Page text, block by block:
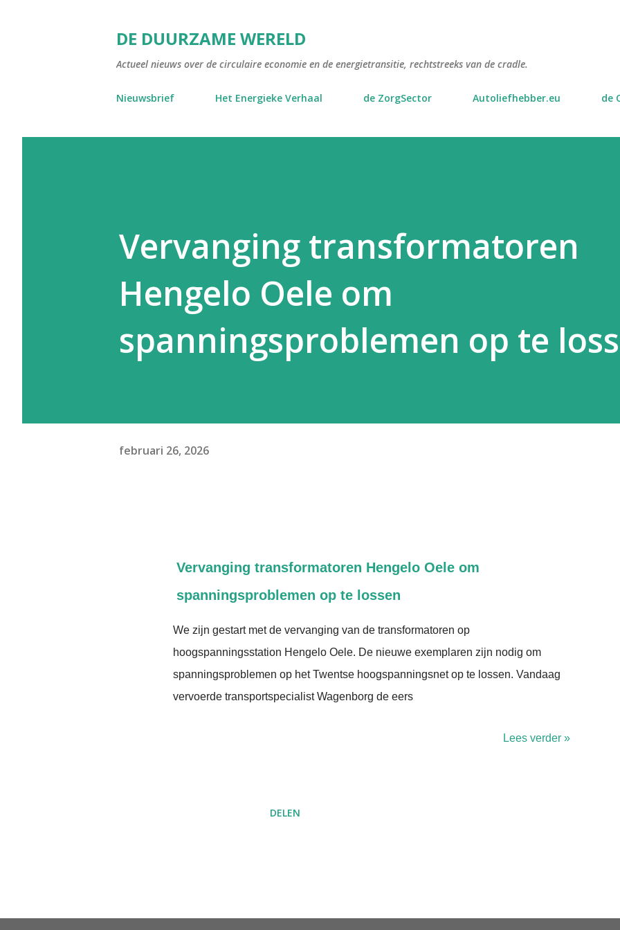
DE DUURZAME WERELD
Actueel nieuws over de circulaire economie en de energietransitie, rechtstreeks van de cradle.
Nieuwsbrief Het Energieke Verhaal de ZorgSector Autoliefhebber.eu de
Vervanging transformatoren
Hengelo Oele om
spanningsproblemen op te
februari 26, 2026
Vervanging transformatoren Hengelo Oele om
spanningsproblemen op te lossen
We zijn gestart met de vervanging van de transformatoren op
hoogspanningsstation Hengelo Oele. De nieuwe exemplaren zijn nodig om
spanningsproblemen op het Twentse hoogspanningsnet op te lossen. Vandaag
vervoerde transportspecialist Wagenborg de eers
Lees verder »
DELEN